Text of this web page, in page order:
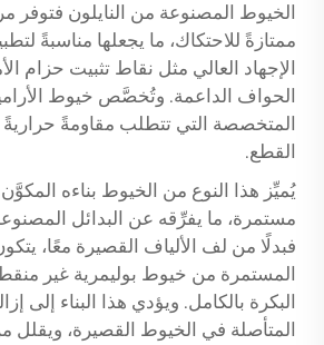
الخيوط المصنوعة من النايلون فتوفر
ممتازةً للاحتكاك، ما يجعلها مناسبةً
الإجهاد العالي مثل نقاط تثبيت حزام
الحواف الداعمة. وتُخصَّص خيوط
المتخصصة التي تتطلب مقاومةً
القطع.
يُميِّز هذا النوع من الخيوط بناءه
مستمرة، ما يفرِّقه عن البدائل
فبدلًا من لف الألياف القصيرة معًا،
المستمرة من خيوط بوليمرية غير
البكرة بالكامل. ويؤدي هذا البناء إلى
المتأصلة في الخيوط القصيرة، ويقلل